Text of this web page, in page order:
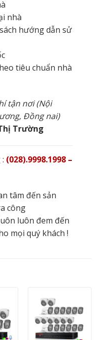
nhà
hướng dẫn sử
tiêu chuẩn nhà
tận nơi (Nội
Đồng nai)
Trường
(028).9998.1998 –
tâm đến sản
công
luôn đem đến
mọi quý khách !